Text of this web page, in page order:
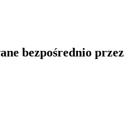
bezpośrednio przez